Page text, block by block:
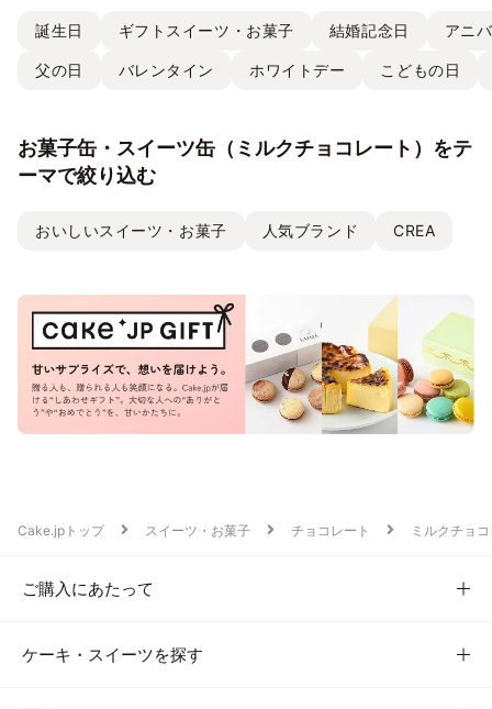
誕生日 ギフトスイーツ・お菓子 結婚記念日 アニ
父の日 バレンタイン ホワイトデー こどもの日
お菓子缶・スイーツ缶（ミルクチョコレート）をテ
ーマで絞り込む
おいしいスイーツ・お菓子 人気ブランド CREA
Cake.jpトップ スイーツ・お菓子 チョコレート ミルクチョ
ご購入にあたって
ケーキ・スイーツを探す